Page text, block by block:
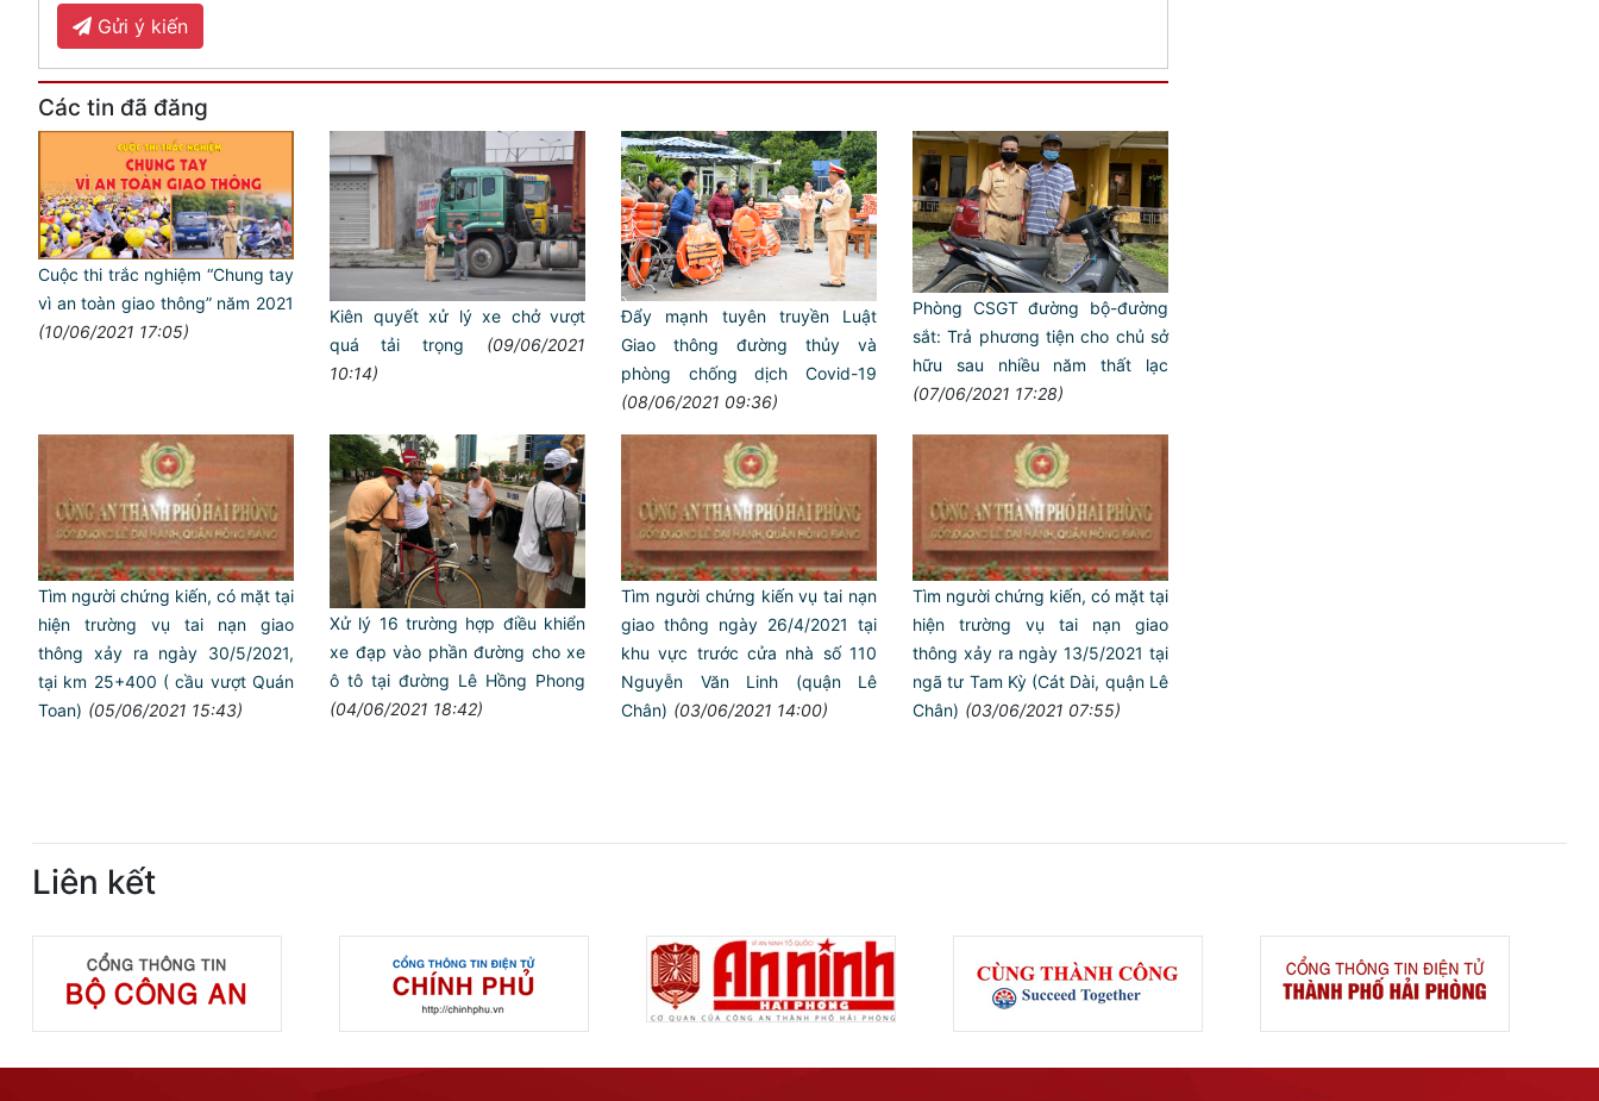
Gửi ý kiến
Các tin đã đăng
Cuộc thi trắc nghiệm “Chung tay
vì an toàn giao thông” năm 2021
(10/06/2021 17:05)
Kiên quyết xử lý xe chở vượt
quá tải trọng
(09/06/2021
10:14)
Đẩy mạnh tuyên truyền Luật
Giao thông đường thủy và
phòng chống dịch Covid-19
(08/06/2021 09:36)
Phòng CSGT đường bộ-đường
sắt: Trả phương tiện cho chủ sở
hữu sau nhiều năm thất lạc
(07/06/2021 17:28)
Tìm người chứng kiến, có mặt tại
hiện trường vụ tai nạn giao
thông xảy ra ngày 30/5/2021,
tại km 25+400 ( cầu vượt Quán
Toan) (05/06/2021 15:43)
Xử lý 16 trường hợp điều khiển
xe đạp vào phần đường cho xe
ô tô tại đường Lê Hồng Phong
(04/06/2021 18:42)
Tìm người chứng kiến vụ tai nạn
giao thông ngày 26/4/2021 tại
khu vực trước cửa nhà số 110
Nguyễn Văn Linh (quận Lê
Chân) (03/06/2021 14:00)
Tìm người chứng kiến, có mặt tại
hiện trường vụ tai nạn giao
thông xảy ra ngày 13/5/2021 tại
ngã tư Tam Kỳ (Cát Dài, quận Lê
Chân) (03/06/2021 07:55)
Liên kết